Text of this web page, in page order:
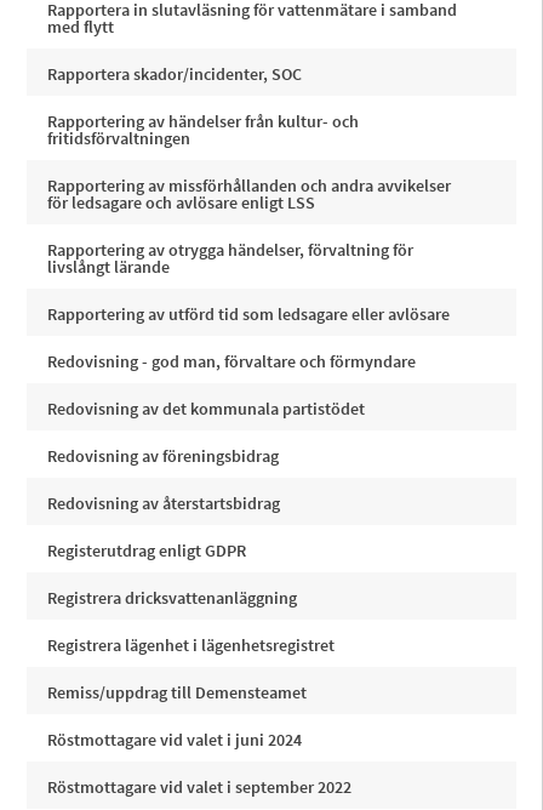
Rapportera in slutavläsning för vattenmätare i samband
med flytt
Rapportera skador/incidenter, SOC
Rapportering av händelser från kultur- och
fritidsförvaltningen
Rapportering av missförhållanden och andra avvikelser
för ledsagare och avlösare enligt LSS
Rapportering av otrygga händelser, förvaltning för
livslångt lärande
Rapportering av utförd tid som ledsagare eller avlösare
Redovisning - god man, förvaltare och förmyndare
Redovisning av det kommunala partistödet
Redovisning av föreningsbidrag
Redovisning av återstartsbidrag
Registerutdrag enligt GDPR
Registrera dricksvattenanläggning
Registrera lägenhet i lägenhetsregistret
Remiss/uppdrag till Demensteamet
Röstmottagare vid valet i juni 2024
Röstmottagare vid valet i september 2022